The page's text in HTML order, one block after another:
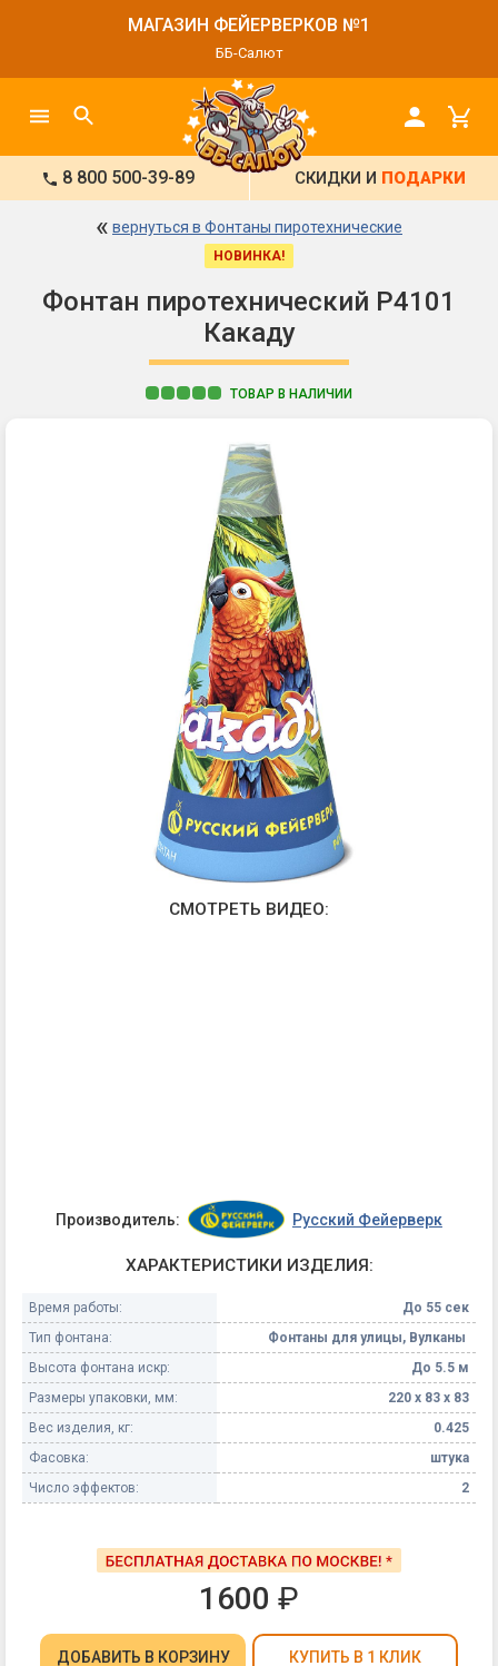
МАГАЗИН ФЕЙЕРВЕРКОВ №1
ББ-Салют
8 800 500-39-89 СКИДКИ И ПОДАРКИ
« вернуться в Фонтаны пиротехнические
НОВИНКА!
Фонтан пиротехнический Р4101
Какаду
ТОВАР В НАЛИЧИИ
СМОТРЕТЬ ВИДЕО:
Производитель: Русский Фейерверк
ХАРАКТЕРИСТИКИ ИЗДЕЛИЯ:
Время работы:
До 55 сек
Тип фонтана:
Фонтаны для улицы, Вулканы
Высота фонтана искр:
До 5.5 м
Размеры упаковки, мм:
220 х 83 х 83
Вес изделия, кг:
0.425
Фасовка:
штука
Число эффектов:
2
1600 ₽
ДОБАВИТЬ В КОРЗИНУ КУПИТЬ В 1 КЛИК